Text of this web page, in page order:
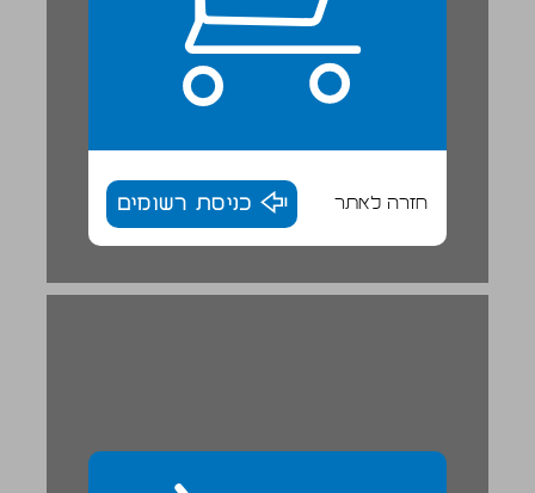
חזרה לאתר כניסת רשומים